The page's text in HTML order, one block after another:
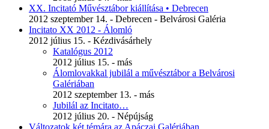
XX. Incitató Művésztábor kiállítása • Debrecen
2012 szeptember 14. - Debrecen - Belvárosi Galéria
Incitato XX 2012 - Álomló
2012 július 15. - Kézdivásárhely
Katalógus 2012
2012 július 15. - más
Álomlovakkal jubilál a művésztábor a Belvárosi
Galériában
2012 szeptember 13. - más
Jubilál az Incitato…
2012 július 20. - Népújság